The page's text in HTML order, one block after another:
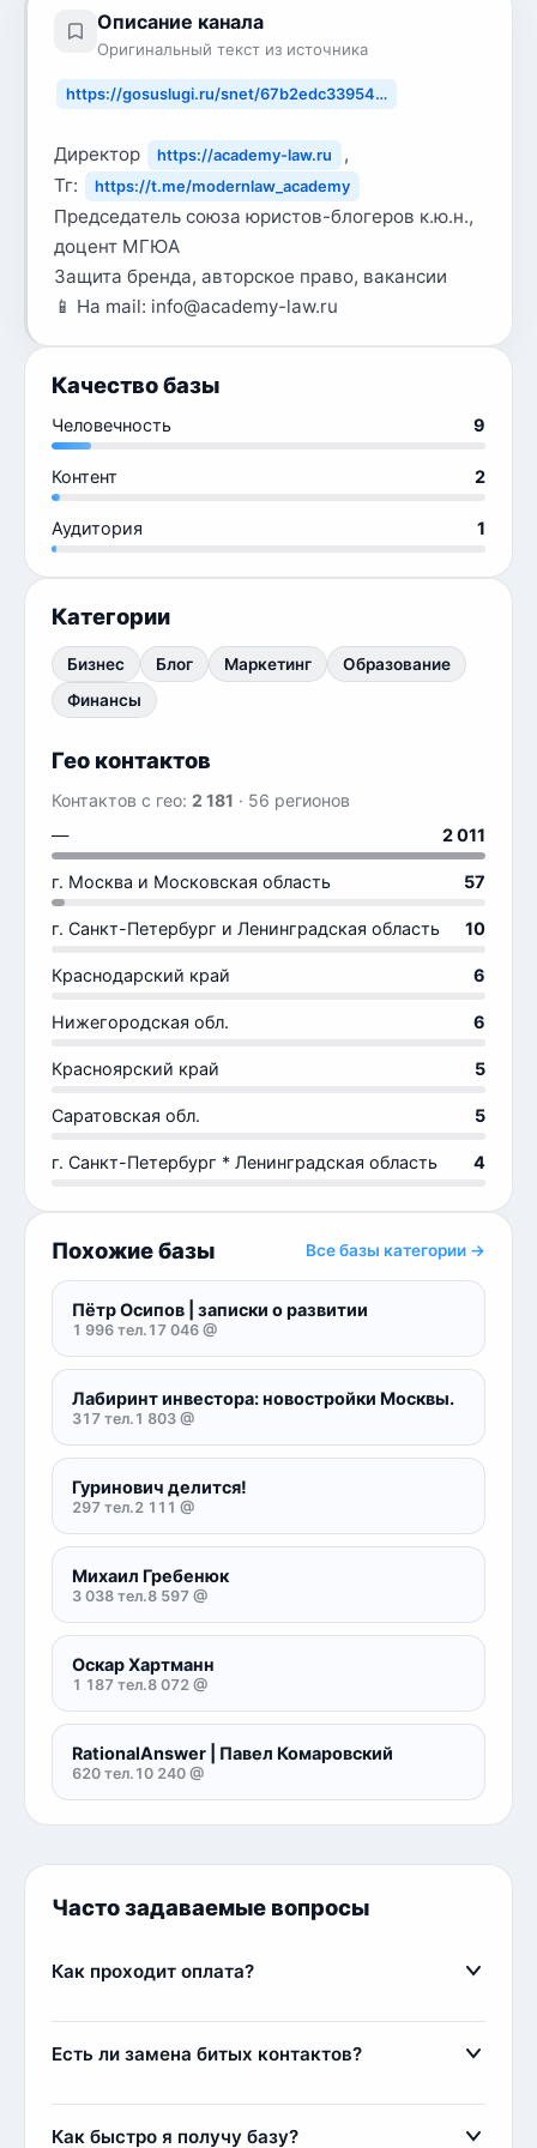
Описание канала
Оригинальный текст из источника
https://gosuslugi.ru/snet/67b2edc33954…
Директор https://academy-law.ru
,
Тг:
https://t.me/modernlaw_academy
Председатель союза юристов-блогеров к.ю.н.,
доцент МГЮА
Защита бренда, авторское право, вакансии
📱 На mail: info@academy-law.ru
Качество базы
Человечность 9
Контент 2
Аудитория 1
Категории
Бизнес Блог Маркетинг
Образование
Финансы
Гео контактов
Контактов с гео: 2 181 · 56 регионов
—
2 011
г. Москва и Московская область 57
г. Санкт-Петербург и Ленинградская область 10
Краснодарский край 6
Нижегородская обл. 6
Красноярский край 5
Саратовская обл. 5
г. Санкт-Петербург * Ленинградская область 4
Похожие базы Все базы категории →
Пётр Осипов | записки о развитии
1 996 тел. 17 046 @
Лабиринт инвестора: новостройки Москвы.
317 тел. 1 803 @
Гуринович делится!
297 тел.2 111 @
Михаил Гребенюк
3 038 тел.8 597 @
Оскар Хартманн
1 187 тел.8 072 @
RationalAnswer | Павел Комаровский
620 тел. 10 240 @
Часто задаваемые вопросы
Как проходит оплата?
Мы поддерживаем оплату банковскими картами,
базы за 1000 рублей вы платите 1110 рублей.
Есть ли замена битых контактов?
подходить к клиентам. Если вы приобрели базу
Как быстро я получу базу?